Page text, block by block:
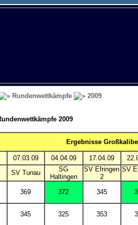
Rundenwettkämpfe 2009
2009
Ergebnisse
07.03.09 04.04.09 17.04.09
SV Tunau
SG
Haltingen
SV Efringen
2
SV
369 372 345
345 325 353